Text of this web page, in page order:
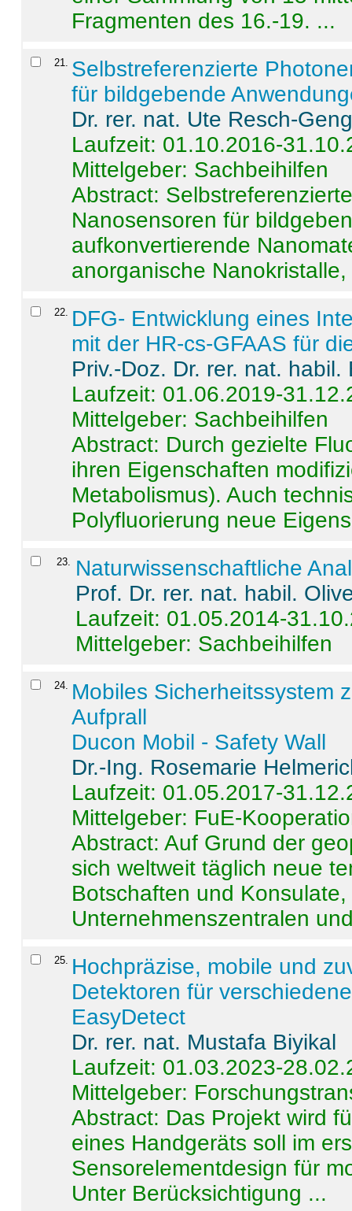
Fragmenten des 16.-19. ...
21
Selbstreferenzierte
für bildgebende
Dr. rer. nat. Ute Resch-
Laufzeit: 01.10.2016-
Mittelgeber: Sachbeihilfen
Abstract:
Nanosensoren für
aufkonvertierende
anorganische
22
DFG- Entwicklung eines
mit der HR-cs-GFAAS für
Priv.-Doz. Dr. rer. nat.
Laufzeit: 01.06.2019-
Mittelgeber: Sachbeihilfen
Abstract: Durch gezielte
ihren Eigenschaften
Metabolismus). Auch
Polyfluorierung neue
23. Naturwissenschaftliche
Prof. Dr. rer. nat. habil.
Laufzeit: 01.05.2014-
Mittelgeber: Sachbeihilfen
24. Mobiles Sicherheitssystem
Aufprall
Ducon Mobil - Safety Wall
Dr.-Ing. Rosemarie
Laufzeit: 01.05.2017-
Mittelgeber: FuE-
Abstract:Auf Grund der
sich weltweit täglich neue
Botschaften und
Unternehmenszentralen
25. Hochpräzise, mobile und
Detektoren für
EasyDetect
Dr. rer. nat. Mustafa Biyikal
Laufzeit: 01.03.2023-
Mittelgeber:
Abstract: Das Projekt wird
eines Handgeräts soll im
Sensorelementdesign für
Unter Berücksichtigung ...